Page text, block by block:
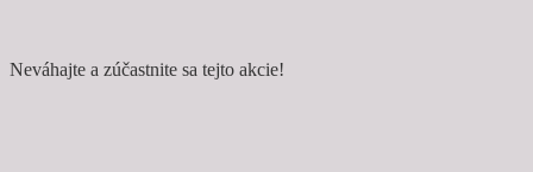
Neváhajte a zúčastnite sa tejto akcie!